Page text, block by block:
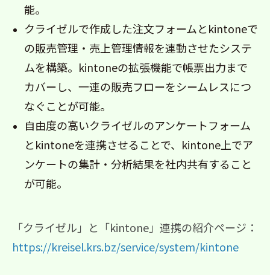
能。
クライゼルで作成した注文フォームとkintoneで
の販売管理・売上管理情報を連動させたシステ
ムを構築。kintoneの拡張機能で帳票出力まで
カバーし、一連の販売フローをシームレスにつ
なぐことが可能。
自由度の高いクライゼルのアンケートフォーム
とkintoneを連携させることで、kintone上でア
ンケートの集計・分析結果を社内共有すること
が可能。
「クライゼル」と「kintone」連携の紹介ページ：
https://kreisel.krs.bz/service/system/kintone